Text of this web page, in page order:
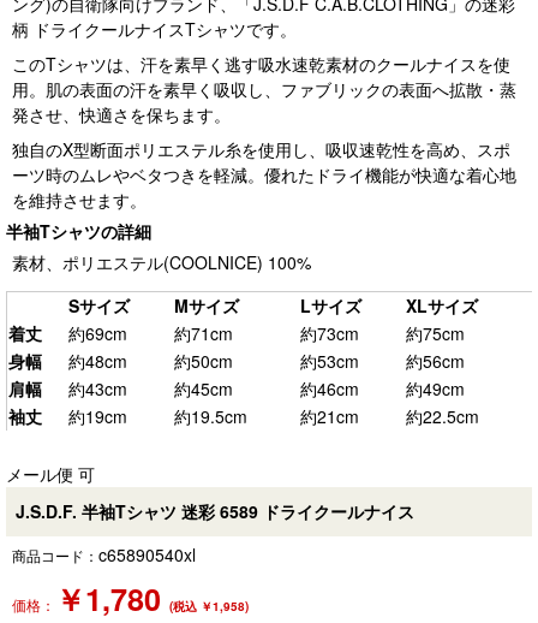
柄 ドライクールナイスTシャツです。
このTシャツは、汗を素早く逃す吸水速乾素材のクールナイスを使
用。肌の表面の汗を素早く吸収し、ファブリックの表面へ拡散・蒸
発させ、快適さを保ちます。
独自のX型断面ポリエステル糸を使用し、吸収速乾性を高め、スポ
ーツ時のムレやベタつきを軽減。優れたドライ機能が快適な着心地
を維持させます。
半袖Tシャツの詳細
素材、ポリエステル(COOLNICE) 100%
Sサイズ
Mサイズ Lサイズ
XLサイズ
着丈
約69cm 約71cm 約73cm
約75cm
身幅
約48cm 約50cm 約53cm
約56cm
肩幅
約43cm 約45cm 約46cm
約49cm
袖丈
約19cm 約19.5cm 約21cm 約22.5cm
メール便 可
J.S.D.F. 半袖Tシャツ 迷彩 6589 ドライクールナイス
商品コード： c65890540xl
価格： ￥1,780 (税込 ￥1,958)